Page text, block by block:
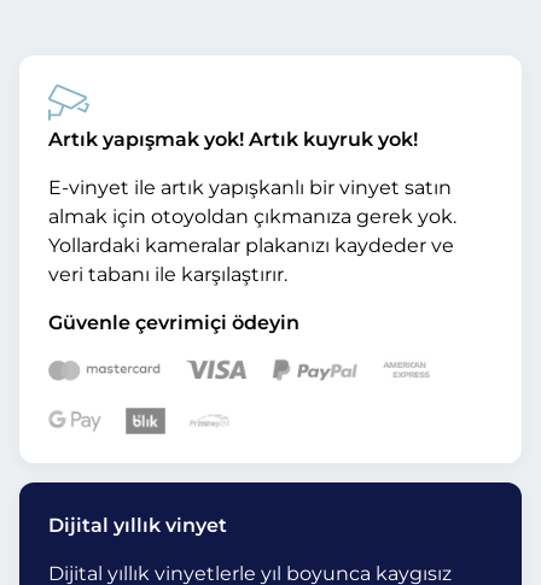
Artık yapışmak yok! Artık kuyruk yok!
E-vinyet ile artık yapışkanlı bir vinyet satın
almak için otoyoldan çıkmanıza gerek yok.
Yollardaki kameralar plakanızı kaydeder ve
veri tabanı ile karşılaştırır.
Güvenle çevrimiçi ödeyin
Dijital yıllık vinyet
Dijital yıllık vinyetlerle yıl boyunca kaygısız